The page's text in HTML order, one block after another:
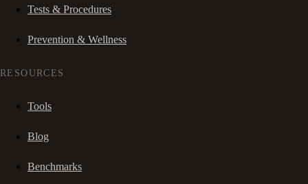
Tests & Procedures
Prevention & Wellness
RESOURCES
Tools
Blog
Benchmarks